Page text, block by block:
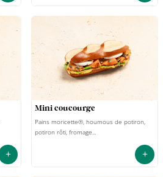
+
mini coucourge
Pains moricette®, houmous de potiron,
potiron rôti, fromage...
+